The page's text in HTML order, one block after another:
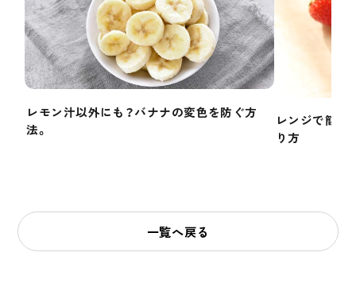
レモン汁以外にも？バナナの変色を防ぐ方
法。
レンジで簡単
り方
一覧へ戻る